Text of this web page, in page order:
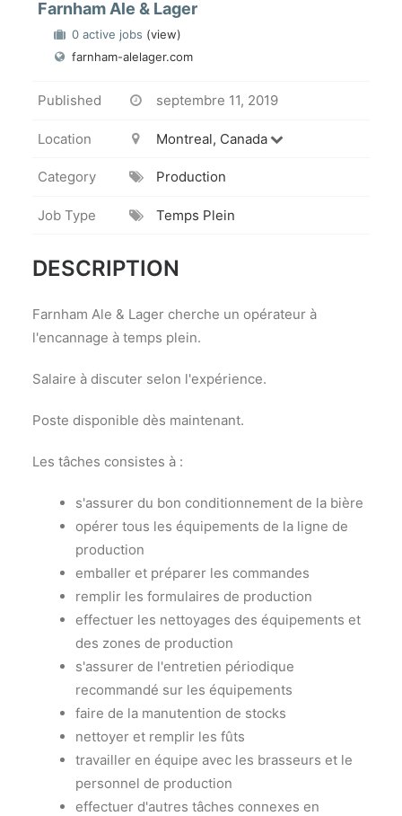
Farnham Ale & Lager
0 active jobs (view)
farnham-alelager.com
Published septembre 11, 2019
Location Montreal, Canada
Category Production
Job Type Temps Plein
DESCRIPTION
Farnham Ale & Lager cherche un opérateur à
l'encannage à temps plein.
Salaire à discuter selon l'expérience.
Poste disponible dès maintenant.
Les tâches consistes à :
s'assurer du bon conditionnement de la bière
opérer tous les équipements de la ligne de
production
emballer et préparer les commandes
remplir les formulaires de production
effectuer les nettoyages des équipements et
des zones de production
s'assurer de l'entretien périodique
recommandé sur les équipements
faire de la manutention de stocks
nettoyer et remplir les fûts
travailler en équipe avec les brasseurs et le
personnel de production
effectuer d'autres tâches connexes en